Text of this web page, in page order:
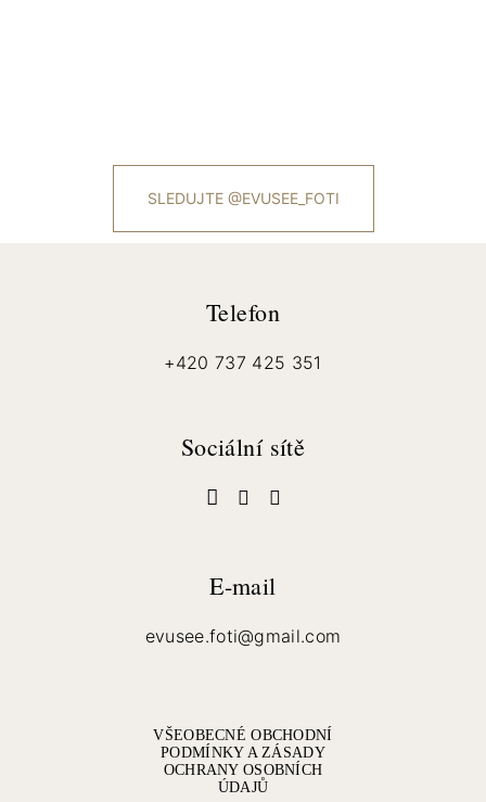
SLEDUJTE @EVUSEE_FOTI
Telefon
+420 737 425 351
Sociální sítě
E-mail
evusee.foti@gmail.com
VŠEOBECNÉ OBCHODNÍ
PODMÍNKY A ZÁSADY
OCHRANY OSOBNÍCH
ÚDAJŮ